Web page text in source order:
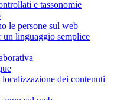
e tassonomie
le persone sul web
un linguaggio semplice
dei contenuti